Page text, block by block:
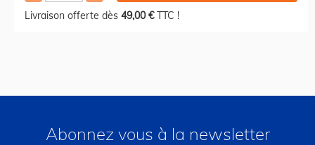
Livraison offerte dès 49,00 €TTC !
Abonnez vous à la newsletter